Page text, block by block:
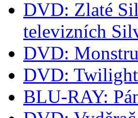
DVD: Zlaté
televizních
DVD:
DVD:
BLU-RAY: